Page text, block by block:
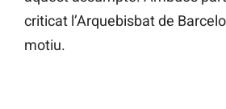
criticat l’Arquebisbat de
motiu.